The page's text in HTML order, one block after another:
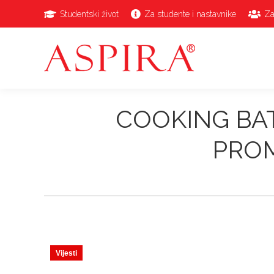
Studentski život Za studente i nastavnike
COOKING
Vijesti